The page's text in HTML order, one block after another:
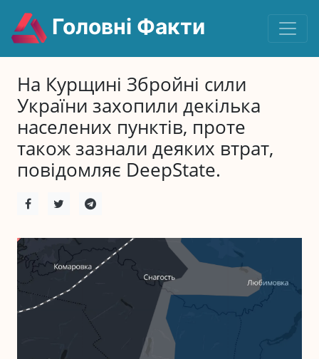
Головні Факти
На Курщині Збройні сили
України захопили декілька
населених пунктів, проте
також зазнали деяких втрат,
повідомляє DeepState.